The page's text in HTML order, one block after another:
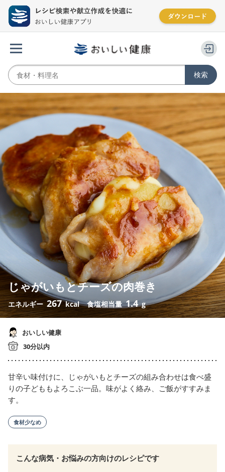
じゃがいもとチーズの肉巻き
エネルギー 267 kcal 食塩相当量1.4 g
おいしい健康
30分以内
甘辛い味付けに、じゃがいもとチーズの組み合わせは食べ盛
りの子どももよろこぶ一品。味がよく絡み、ご飯がすすみま
す。
食材少なめ
こんな病気・お悩みの方向けのレシピです